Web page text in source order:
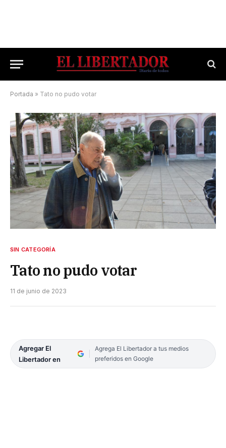
Portada » Tato no pudo votar
SIN CATEGORÍA
Tato no pudo votar
11 de junio de 2023
Agregar El
Libertador en
Agrega El Libertador a tus medios
preferidos en Google